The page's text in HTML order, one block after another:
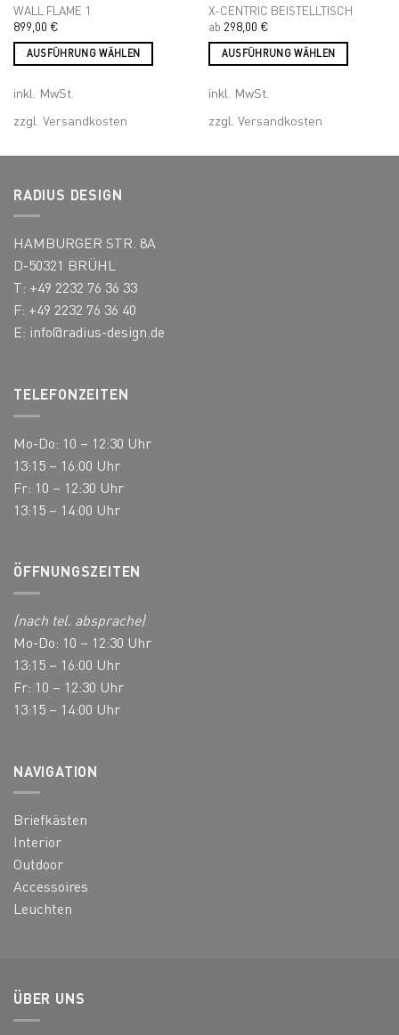
WALL FLAME 1
899,00 €
AUSFÜHRUNG WÄHLEN
Produkt
mehrere
Die
Optionen
auf
der
Produktseite
werden
inkl. MwSt.
zzgl. Versandkosten
X-CENTRIC BEISTELLTISCH
ab 298,00 €
AUSFÜHRUNG WÄHLEN
Produkt
mehrere
inkl. MwSt.
zzgl. Versandkosten
RADIUS DESIGN
HAMBURGER STR. 8A
D-50321 BRÜHL
T: +49 2232 76 36 33
F: +49 2232 76 36 40
E: info@radius-design.de
TELEFONZEITEN
Mo-Do: 10 – 12:30 Uhr
13:15 – 16:00 Uhr
Fr: 10 – 12:30 Uhr
13:15 – 14:00 Uhr
ÖFFNUNGSZEITEN
(nach tel. absprache)
Mo-Do: 10 – 12:30 Uhr
13:15 – 16:00 Uhr
Fr: 10 – 12:30 Uhr
13:15 – 14:00 Uhr
NAVIGATION
Briefkästen
Interior
Outdoor
Accessoires
Leuchten
ÜBER UNS